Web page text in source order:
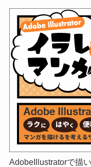
AdobeIllustratorで描